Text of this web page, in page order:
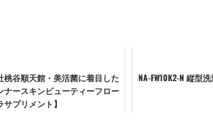
桃谷順天館・美活菌に着目した
ナースキンビューティーフロー
サプリメント】
NA-FW10K2-N 縦型